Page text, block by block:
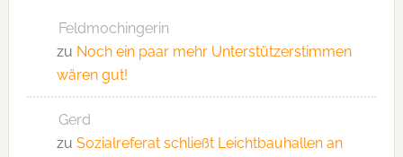
Feldmochingerin
zu Noch ein paar mehr Unterstützerstimmen
wären gut!
Gerd
zu Sozialreferat schließt Leichtbauhallen an